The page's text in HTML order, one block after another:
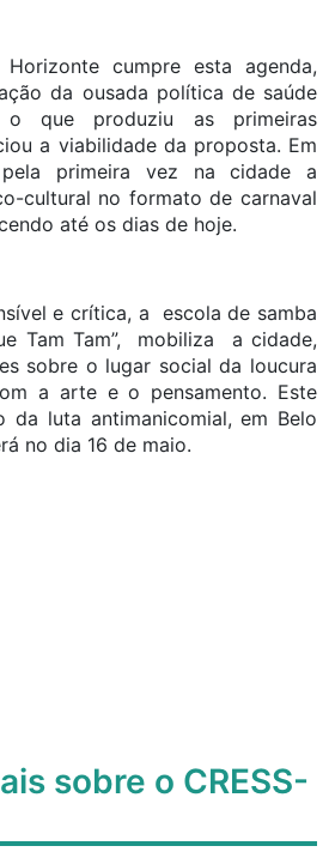
cumpre esta agenda,
da ousada política de saúde
que produziu as primeiras
a viabilidade da proposta. Em
pela primeira vez na cidade a
cultural no formato de carnaval
até os dias de hoje.
e crítica, a escola de samba
Tam Tam”, mobiliza a cidade,
sobre o lugar social da loucura
a arte e o pensamento. Este
da luta antimanicomial, em Belo
no dia 16 de maio.
sobre o CRESS-